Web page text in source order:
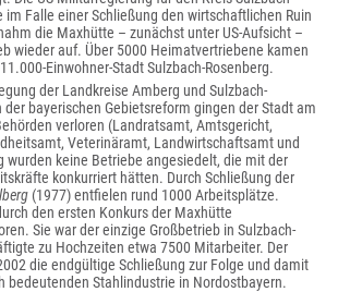
im Falle einer Schließung den wirtschaftlichen Ruin
die Maxhütte – zunächst unter US-Aufsicht –
wieder auf. Über 5000 Heimatvertriebene kamen
Einwohner-Stadt Sulzbach-Rosenberg.
der Landkreise Amberg und Sulzbach-
der bayerischen Gebietsreform gingen der Stadt am
verloren (Landratsamt, Amtsgericht,
Veterinäramt, Landwirtschaftsamt und
wurden keine Betriebe angesiedelt, die mit der
konkurriert hätten. Durch Schließung der
(1977) entfielen rund 1000 Arbeitsplätze.
den ersten Konkurs der Maxhütte
Sie war der einzige Großbetrieb in Sulzbach-
zu Hochzeiten etwa 7500 Mitarbeiter. Der
die endgültige Schließung zur Folge und damit
bedeutenden Stahlindustrie in Nordostbayern.